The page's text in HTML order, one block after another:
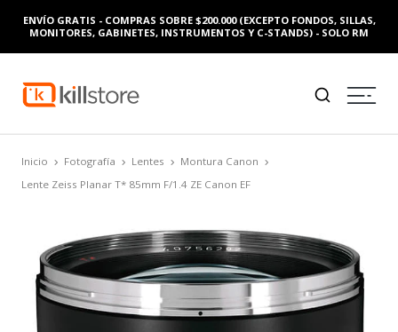
ENVÍO GRATIS - COMPRAS SOBRE $200.000 (EXCEPTO FONDOS, SILLAS,
MONITORES, GABINETES, INSTRUMENTOS Y C-STANDS) - SOLO RM
Inicio Fotografía Lentes
Montura Canon
Lente Zeiss Planar T* 85mm F/1.4 ZE Canon EF